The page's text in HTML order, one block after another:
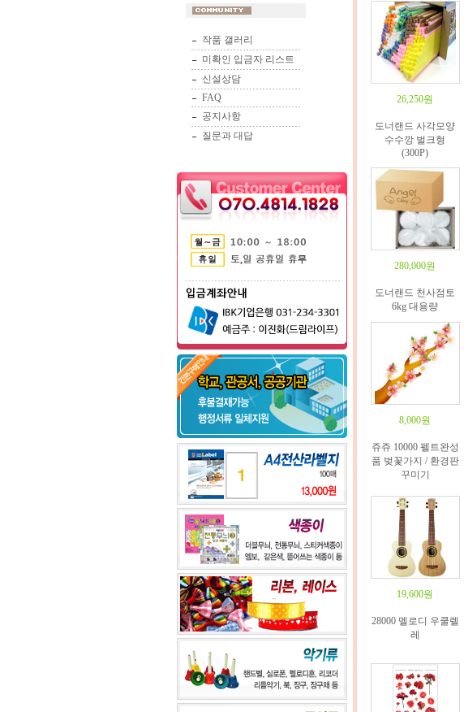
작품 갤러리
미확인 입금자 리스트
신설상담
FAQ
공지사항
질문과 대답
26,250원
도너랜드 사각모양
수수깡 벌크형
(300P)
280,000원
도너랜드 천사점토
6kg 대용량
8,000원
쥬쥬 10000 펠트완성
품 벚꽃가지 / 환경판
꾸미기
19,600원
28000 멜로디 우쿨렐
레